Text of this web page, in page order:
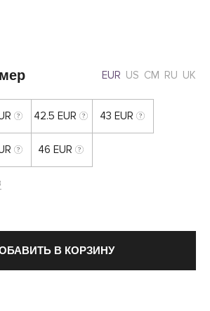
EUR US CM RU UK
42.5 EUR 43 EUR
46 EUR
В КОРЗИНУ